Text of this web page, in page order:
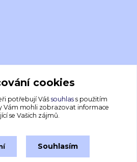
cookies
potřebují Váš souhlass použitím
Vám mohli zobrazovat informace
se Vašich zájmů.
Souhlasím